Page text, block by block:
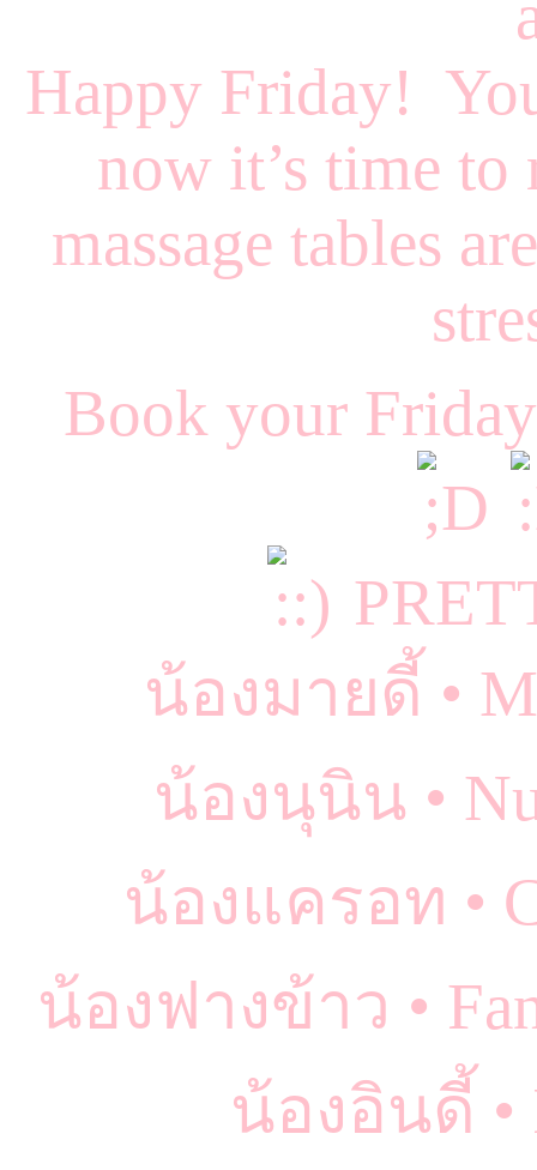
Happy Friday!
now it’s time
massage tables
Book your
น้องมายดี้ •
น้องนุนิน •
น้องแครอท •
น้องฟางข้าว •
น้องอินดี้ •